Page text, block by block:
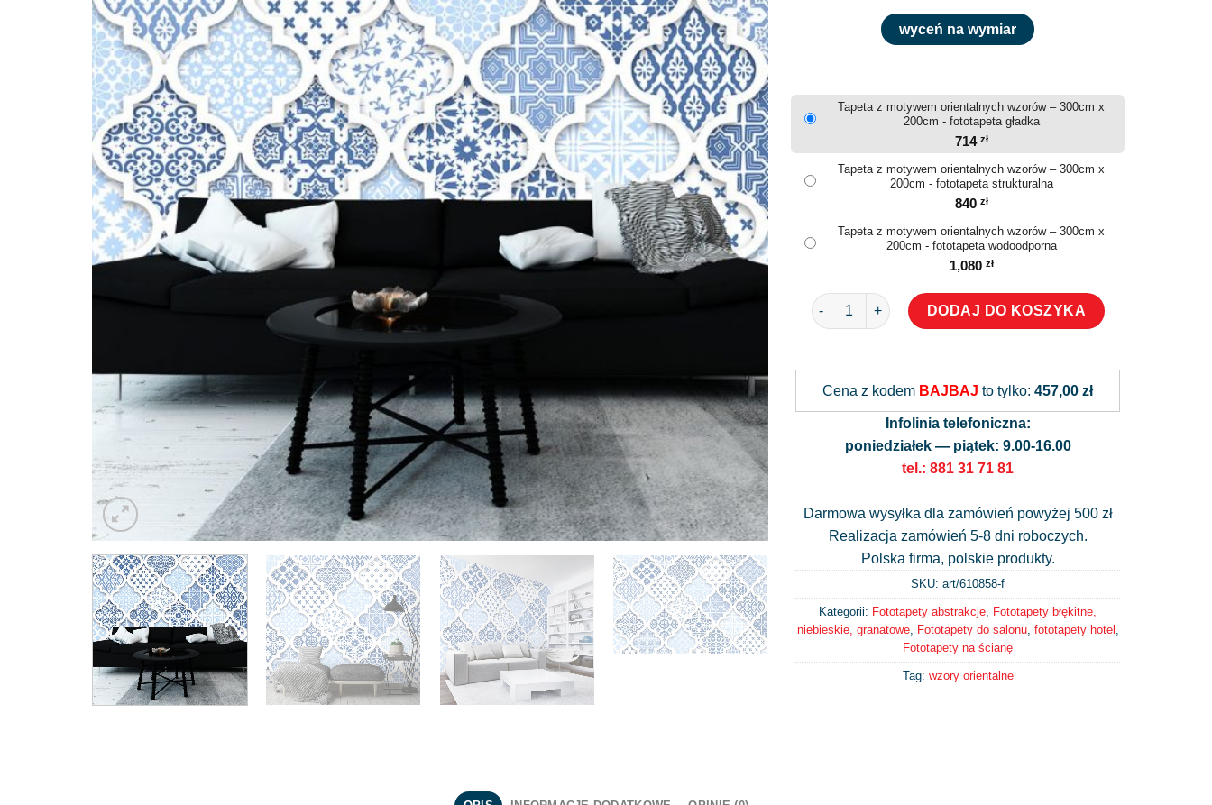
wyceń na wymiar
Tapeta z motywem orientalnych wzorów – 300cm x
200cm - fototapeta gładka
714 zł
Tapeta z motywem orientalnych wzorów – 300cm x
200cm - fototapeta strukturalna
840 zł
Tapeta z motywem orientalnych wzorów – 300cm x
200cm - fototapeta wodoodporna
1,080 zł
ilość Tapeta z motywem orientalnych wzorów
DODAJ DO KOSZYKA
Cena z kodem BAJBAJ to tylko: 457,00 zł
Infolinia telefoniczna:
poniedziałek — piątek: 9.00-16.00
tel.: 881 31 71 81
Darmowa wysyłka dla zamówień powyżej 500 zł
Realizacja zamówień 5-8 dni roboczych.
Polska firma, polskie produkty.
SKU: art/610858-f
Kategorii: Fototapety abstrakcje Fototapety błękitne,
niebieskie, granatowe, Fototapety do salonu, fototapety hotel
Fototapety na ścianę
Tag: wzory orientalne